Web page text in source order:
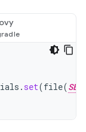
. set(file(